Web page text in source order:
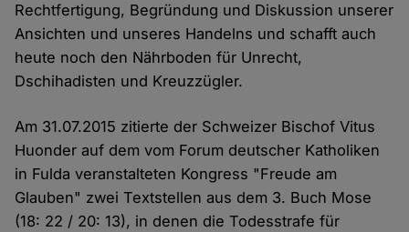
Rechtfertigung, Begründung und Diskussion unserer
Ansichten und unseres Handelns und schafft auch
heute noch den Nährboden für Unrecht,
Dschihadisten und Kreuzzügler.
Am 31.07.2015 zitierte der Schweizer Bischof Vitus
Huonder auf dem vom Forum deutscher Katholiken
in Fulda veranstalteten Kongress "Freude am
Glauben" zwei Textstellen aus dem 3. Buch Mose
(18: 22 / 20: 13), in denen die Todesstrafe für